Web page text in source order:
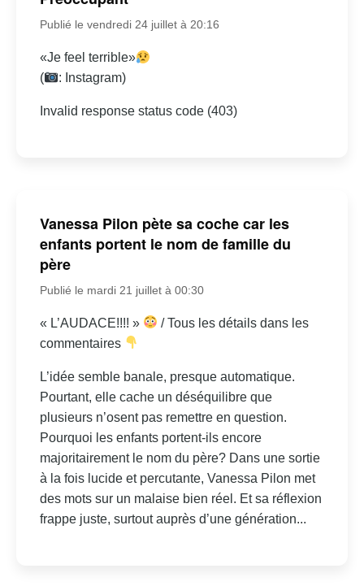
Publié le vendredi 24 juillet à 20:16
«Je feel terrible»
(
: Instagram)
Invalid response status code (403)
Vanessa Pilon pète sa coche car les
enfants portent le nom de famille du
père
Publié le mardi 21 juillet à 00:30
« L’AUDACE!!!! »
/ Tous les détails dans les
commentaires
L’idée semble banale, presque automatique.
Pourtant, elle cache un déséquilibre que
plusieurs n’osent pas remettre en question.
Pourquoi les enfants portent-ils encore
majoritairement le nom du père? Dans une sortie
à la fois lucide et percutante, Vanessa Pilon met
des mots sur un malaise bien réel. Et sa réflexion
frappe juste, surtout auprès d’une génération...